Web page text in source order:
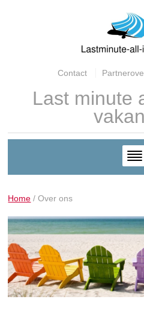
Contact
Last minute
Home /Over ons